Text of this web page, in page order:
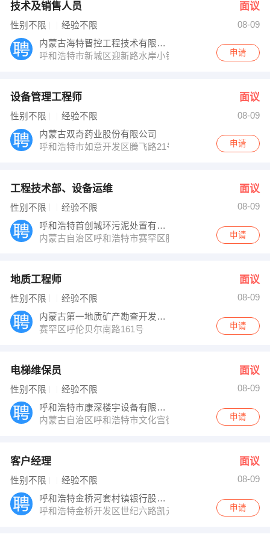
技术及销售人员 面议
性别不限 经验不限
08-09
内蒙古海特智控工程技术有限公司
呼和浩特市新城区迎新路水岸小镇（原春华会所）4层西
申请
设备管理工程师 面议
性别不限 经验不限
08-09
内蒙古双奇药业股份有限公司
呼和浩特市如意开发区腾飞路21号（如意广场旁）
申请
工程技术部、设备运维 面议
性别不限 经验不限
08-09
呼和浩特首创城环污泥处置有限公司
内蒙古自治区呼和浩特市赛罕区腾飞路金隅环球中心1号
申请
地质工程师 面议
性别不限 经验不限
08-09
内蒙古第一地质矿产勘查开发有限责任公司
赛罕区呼伦贝尔南路161号
申请
电梯维保员 面议
性别不限 经验不限
08-09
呼和浩特市康深楼宇设备有限公司
内蒙古自治区呼和浩特市文化宫街128号
申请
客户经理 面议
性别不限 经验不限
08-09
呼和浩特金桥河套村镇银行股份有限公司
呼和浩特金桥开发区世纪六路凯元写字楼底
申请